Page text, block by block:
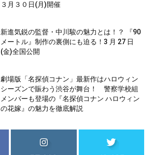
３月３０日(月)開催
新進気鋭の監督・中川駿の魅力とは！？ 『90
メートル』制作の裏側にも迫る！3 月 27 日
(金)全国公開
劇場版「名探偵コナン」最新作はハロウィン
シーズンで賑わう渋谷が舞台！ 警察学校組
メンバーも登場の『名探偵コナン ハロウィン
の花嫁』の魅力を徹底解説